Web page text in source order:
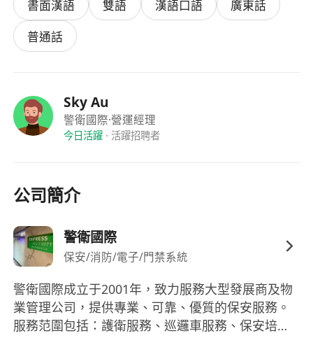
隱）條例》及《職業安全及健康條例》等相關法
規，具備基本法律知識及危機處理判斷力。
具備良好中文讀寫能力（粵語為主要溝通語
具備領導與團隊管理能力，能於深夜環境下保持
高度警覺、沉著果斷，並有效協調不同班次及跨
部門支援（如物管、清潔、工程）。
工作，無不良紀錄，誠實可靠，具高度責任感及
職業操守。
書面漢語 雙語 漢語口語
廣東話
普通話
Sky Au
警衛國際·營運經理
今日活躍· 活躍招聘者
公司簡介
警衛國際
保安/消防/電子/門禁系統
警衛國際成立于2001年，致力服務大型發展商及物
業管理公司，提供專業、可靠、優質的保安服務。
服務范圍包括：護衛服務、巡邏車服務、保安培訓